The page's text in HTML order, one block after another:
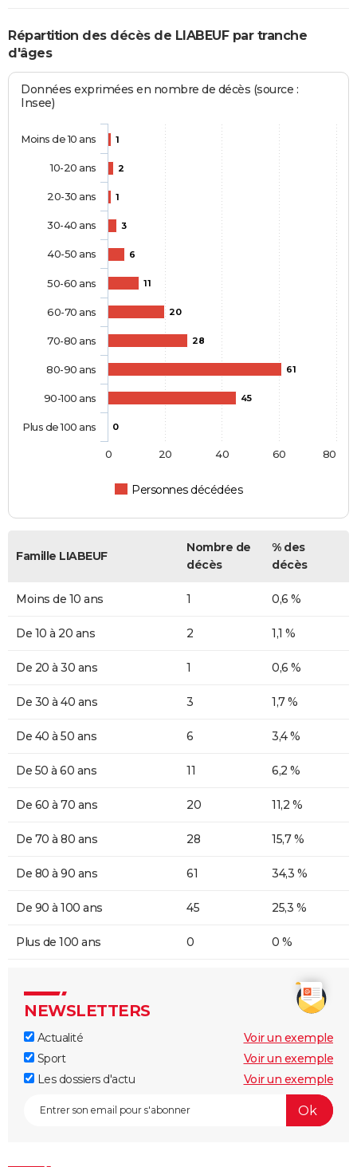
Répartition des décès de LIABEUF par tranche
d'âges
Données exprimées en nombre de décès (source :
Insee)
1
2
1
3
6
11
20
28
61
45
0
Personnes décédées
Moins de 10 ans
10-20 ans
20-30 ans
30-40 ans
40-50 ans
50-60 ans
60-70 ans
70-80 ans
80-90 ans
90-100 ans
Plus de 100 ans
0 20 40 60 80
Famille LIABEUF
Nombre de
décès
% des
décès
Moins de 10 ans 1 0,6 %
De 10 à 20 ans 2 1,1 %
De 20 à 30 ans 1 0,6 %
De 30 à 40 ans 3 1,7 %
De 40 à 50 ans 6 3,4 %
De 50 à 60 ans 11 6,2 %
De 60 à 70 ans 20 11,2 %
De 70 à 80 ans 28 15,7 %
De 80 à 90 ans 61 34,3 %
De 90 à 100 ans 45 25,3 %
Plus de 100 ans 0 0 %
NEWSLETTERS
Actualité
Voir un exemple
Sport
Voir un exemple
Les dossiers d'actu
Voir un exemple